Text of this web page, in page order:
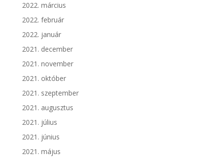
2022. március
2022. február
2022. január
2021. december
2021. november
2021. október
2021. szeptember
2021. augusztus
2021. július
2021. június
2021. május